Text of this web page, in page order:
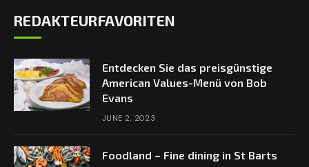
REDAKTEURFAVORITEN
Entdecken Sie das preisgünstige
American Values-Menü von Bob
Evans
JUNE 2, 2023
Foodland – Fine dining in St Barts